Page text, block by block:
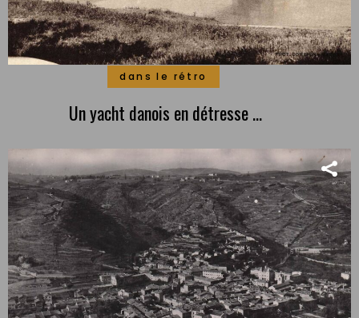
dans le rétro
Un yacht danois en détresse …